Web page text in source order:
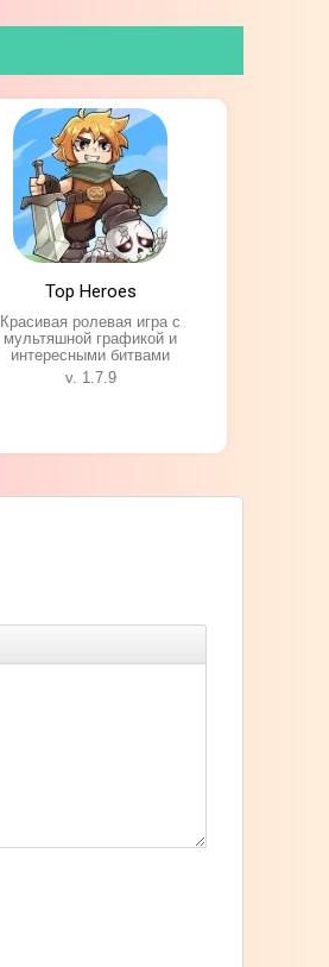
Top Heroes
Красивая ролевая игра с
мультяшной графикой и
интересными битвами
v. 1.7.9